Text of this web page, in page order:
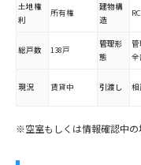
土地権
利
所有権
建物構
造
RC
総戸数 138戸
管理形
態
管
全
現況 賃貸中 引渡し 相
※空室もしくは情報確認中の